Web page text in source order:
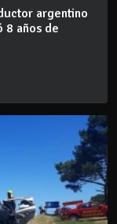
argentino
8 años de